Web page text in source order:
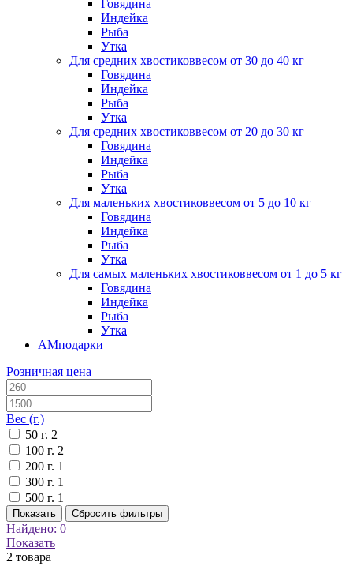
Говядина
Индейка
Рыба
Утка
Для средних хвостиковвесом от 30 до 40 кг
Говядина
Индейка
Рыба
Утка
Для средних хвостиковвесом от 20 до 30 кг
Говядина
Индейка
Рыба
Утка
Для маленьких хвостиковвесом от 5 до 10 кг
Говядина
Индейка
Рыба
Утка
Для самых маленьких хвостиковвесом от 1 до 5 кг
Говядина
Индейка
Рыба
Утка
АМподарки
Розничная цена
Вес (г.)
50 г. 2
100 г. 2
200 г. 1
300 г. 1
500 г. 1
Показать Сбросить фильтры
Найдено: 0
Показать
2 товара